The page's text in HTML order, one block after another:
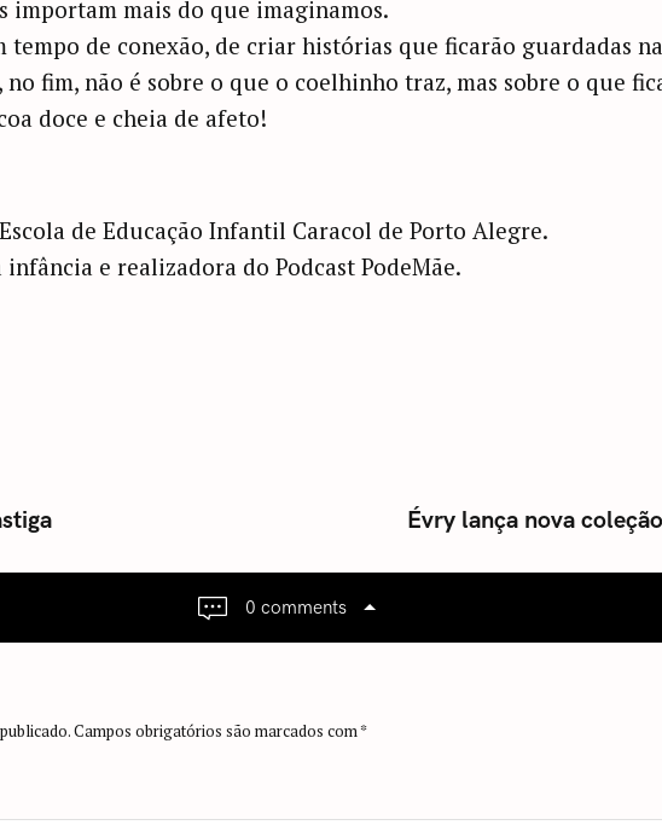
importam mais do que imaginamos.
tempo de conexão, de criar histórias que ficarão guardadas
no fim, não é sobre o que o coelhinho traz, mas sobre o que
doce e cheia de afeto!
de Educação Infantil Caracol de Porto Alegre.
e realizadora do Podcast PodeMãe.
Évry lança nova
0 comments
Campos obrigatórios são marcados com*